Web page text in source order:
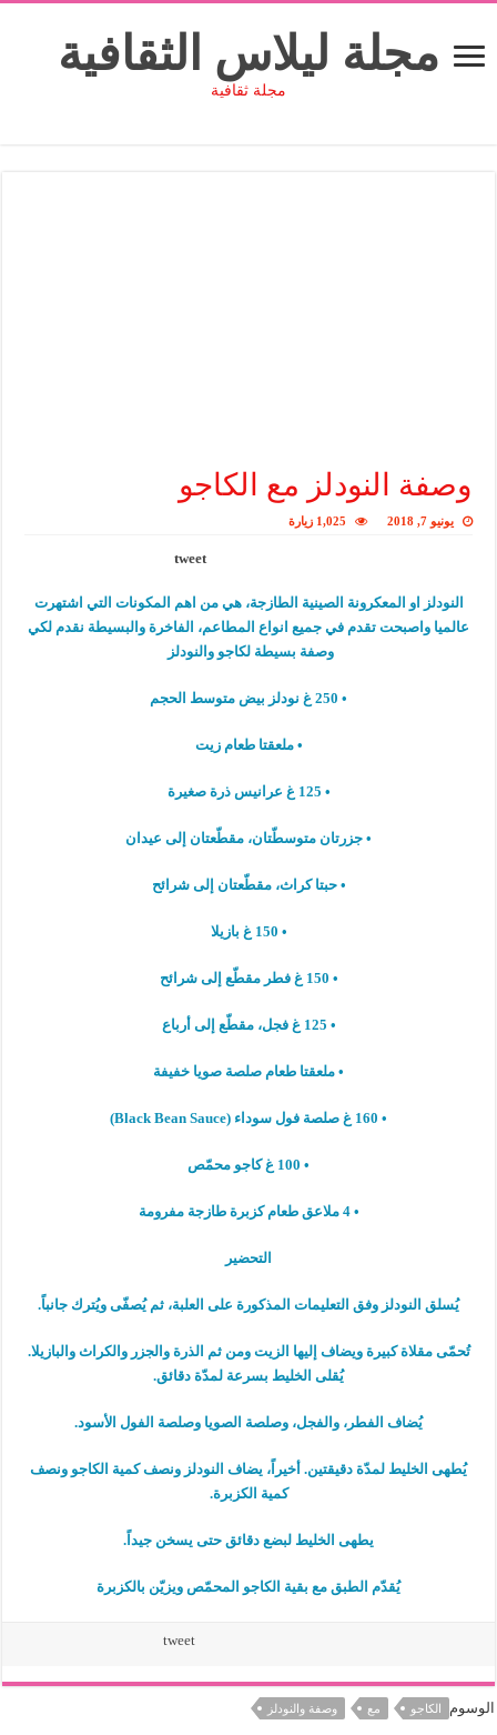
مجلة ليلاس الثقافية
مجلة ثقافية
وصفة النودلز مع الكاجو
يونيو 7, 2018 1,025 زيارة
tweet
النودلز او المعكرونة الصينية الطازجة، هي من اهم المكونات التي اشتهرت
عالميا واصبحت تقدم في جميع انواع المطاعم، الفاخرة والبسيطة نقدم لكي
وصفة بسيطة لكاجو والنودلز
• 250 غ نودلز بيض متوسط الحجم
• ملعقتا طعام زيت
• 125 غ عرانيس ذرة صغيرة
• جزرتان متوسطّتان، مقطّعتان إلى عيدان
• حبتا كراث، مقطّعتان إلى شرائح
• 150 غ بازيلا
• 150 غ فطر مقطّع إلى شرائح
• 125 غ فجل، مقطّع إلى أرباع
• ملعقتا طعام صلصة صويا خفيفة
• 160 غ صلصة فول سوداء (Black Bean Sauce)
• 100 غ كاجو محمّص
• 4 ملاعق طعام كزبرة طازجة مفرومة
التحضير
يُسلق النودلز وفق التعليمات المذكورة على العلبة، ثم يُصفّى ويُترك جانباً.
تُحمّى مقلاة كبيرة ويضاف إليها الزيت ومن ثم الذرة والجزر والكراث والبازيلا.
يُقلى الخليط بسرعة لمدّة دقائق.
يُضاف الفطر، والفجل، وصلصة الصويا وصلصة الفول الأسود.
يُطهى الخليط لمدّة دقيقتين. أخيراً، يضاف النودلز ونصف كمية الكاجو ونصف
كمية الكزبرة.
يطهى الخليط لبضع دقائق حتى يسخن جيداً.
يُقدّم الطبق مع بقية الكاجو المحمّص ويزيّن بالكزبرة
tweet
الوسوم الكاجو مع وصفة والنودلز